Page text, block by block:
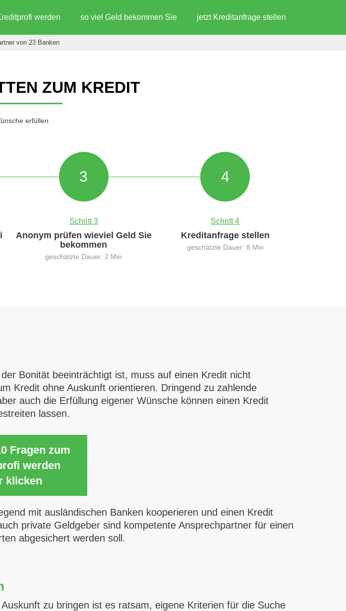
werden so viel Geld bekommen Sie jetzt Kreditanfrage stellen
von 23 Banken
ZUM KREDIT
erfüllen
3
Schritt 3
Anonym prüfen wieviel Geld Sie
bekommen
geschätzte Dauer: 2 Min
4
Schritt 4
Kreditanfrage stellen
geschätzte Dauer: 8 Min
Bonität beeinträchtigt ist, muss auf einen Kredit nicht
Kredit ohne Auskunft orientieren. Dringend zu zahlende
auch die Erfüllung eigener Wünsche können einen Kredit
lassen.
Fragen zum
werden
klicken
mit ausländischen Banken kooperieren und einen Kredit
private Geldgeber sind kompetente Ansprechpartner für einen
abgesichert werden soll.
zu bringen ist es ratsam, eigene Kriterien für die Suche